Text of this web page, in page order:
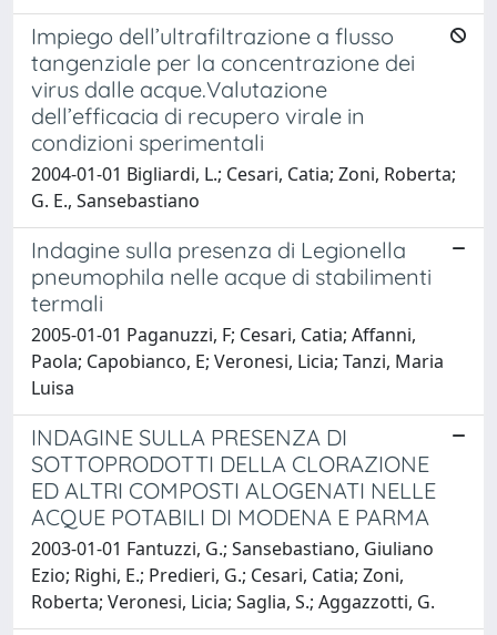
Impiego dell’ultrafiltrazione a flusso
tangenziale per la concentrazione dei
virus dalle acque.Valutazione
dell’efficacia di recupero virale in
condizioni sperimentali
2004-01-01 Bigliardi, L.; Cesari, Catia; Zoni, Roberta;
G. E., Sansebastiano
Indagine sulla presenza di Legionella
pneumophila nelle acque di stabilimenti
termali
2005-01-01 Paganuzzi, F; Cesari, Catia; Affanni,
Paola; Capobianco, E; Veronesi, Licia; Tanzi, Maria
Luisa
INDAGINE SULLA PRESENZA DI
SOTTOPRODOTTI DELLA CLORAZIONE
ED ALTRI COMPOSTI ALOGENATI NELLE
ACQUE POTABILI DI MODENA E PARMA
2003-01-01 Fantuzzi, G.; Sansebastiano, Giuliano
Ezio; Righi, E.; Predieri, G.; Cesari, Catia; Zoni,
Roberta; Veronesi, Licia; Saglia, S.; Aggazzotti, G.